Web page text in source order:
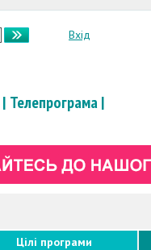
Вхід
| Телепрограма|
Цілі програми